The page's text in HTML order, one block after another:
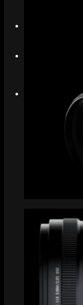
Link to Instagram